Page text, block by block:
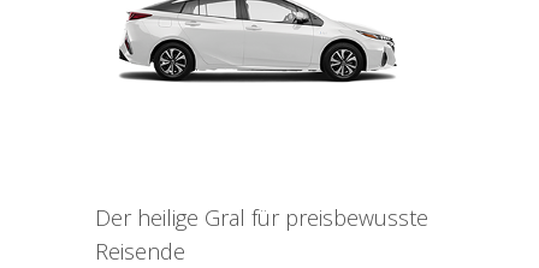
Der heilige Gral für preisbewusste
Reisende